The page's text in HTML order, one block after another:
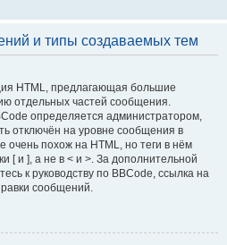
и типы создаваемых тем
HTML, предлагающая большие
отдельных частей сообщения.
определяется администратором,
отключён на уровне сообщения в
очень похож на HTML, но теги в нём
[ и ], а не в < и >. За дополнительной
к руководству по BBCode, ссылка на
сообщений.